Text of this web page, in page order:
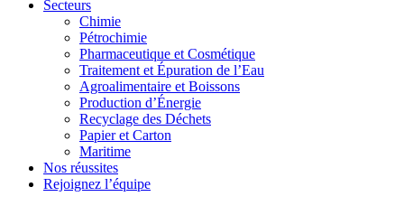
Secteurs
Chimie
Pétrochimie
Pharmaceutique et Cosmétique
Traitement et Épuration de l’Eau
Agroalimentaire et Boissons
Production d’Énergie
Recyclage des Déchets
Papier et Carton
Maritime
Nos réussites
Rejoignez l’équipe